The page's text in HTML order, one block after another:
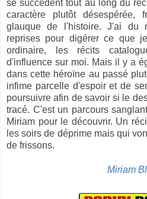
se succèdent tout au long du
caractère plutôt
glauque de l'histoire. J'ai du
reprises pour digérer ce que
ordinaire, les récits
d'influence sur moi. Mais il y a
dans cette héroïne au passé
infime parcelle d'espoir et de
poursuivre afin de savoir si le
tracé. C'est un parcours
Miriam pour le découvrir. Un
les soirs de déprime mais qui
de frissons.
Miriam